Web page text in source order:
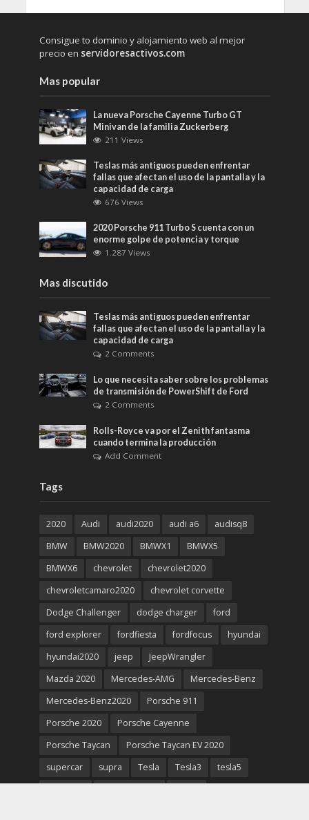
Consigue to dominio y alojamiento web al mejor
precio en servidoresactivos.com
Mas popular
La nueva Porsche Cayenne Turbo GT
Minivan de la familia Zuckerberg
211 Views
Teslas más antiguos pueden enfrentar
fallas que afectan el uso de la pantalla y la
capacidad de carga
676 Views
2020 Porsche 911 Turbo S cuenta con un
enorme golpe de potencia y torque
1.287 Views
Mas discutido
Teslas más antiguos pueden enfrentar
fallas que afectan el uso de la pantalla y la
capacidad de carga
2 Comments
Lo que necesita saber sobre los problemas
de transmisión de PowerShift de Ford
2 Comments
Rolls-Royce va por el Zenith fantasma
cuando termina la producción
Add Comment
Tags
2020 Audi audi2020 audi a6
audisq8
BMW
BMW2020 BMWX1
BMWX5
BMWX6
chevrolet
chevrolet2020
chevroletcamaro2020
chevrolet corvette
Dodge Challenger
dodge charger
ford
ford explorer
fordfiesta fordfocus
hyundai
hyundai2020
jeep
JeepWrangler
Mazda 2020
Mercedes-AMG
Mercedes-Benz
Mercedes-Benz2020
Porsche 911
Porsche 2020
Porsche Cayenne
Porsche Taycan
Porsche Taycan EV 2020
supercar
supra Tesla Tesla3
tesla5